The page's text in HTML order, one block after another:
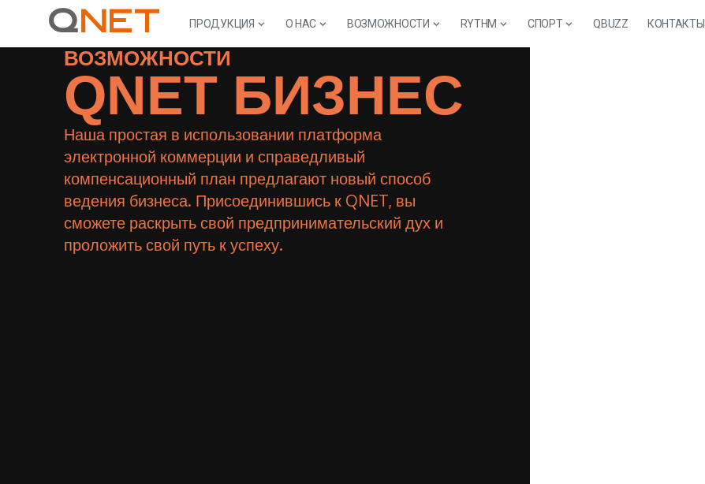
ПРОДУКЦИЯ О НАС ВОЗМОЖНОСТИ RYTHM СПОРТ QBUZZ КОНТАКТЫ
ВОЗМОЖНОСТИ
QNET БИЗНЕС
Наша простая в использовании платформа
электронной коммерции и справедливый
компенсационный план предлагают новый способ
ведения бизнеса. Присоединившись к QNET, вы
сможете раскрыть свой предпринимательский дух и
проложить свой путь к успеху.